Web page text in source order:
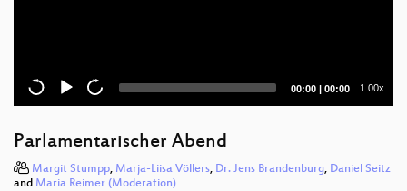
Current
00:00 | Total
00:00 1.00x
Parlamentarischer Abend
Margit Stumpp, Marja-Liisa Völlers, Dr. Jens Brandenburg, Daniel Seitz
and Maria Reimer (Moderation)